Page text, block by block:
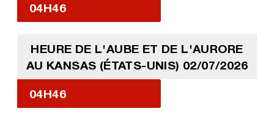
04H46
HEURE DE L'AUBE ET DE L'AURORE
AU KANSAS (ÉTATS-UNIS) 02/07/2026
04H46